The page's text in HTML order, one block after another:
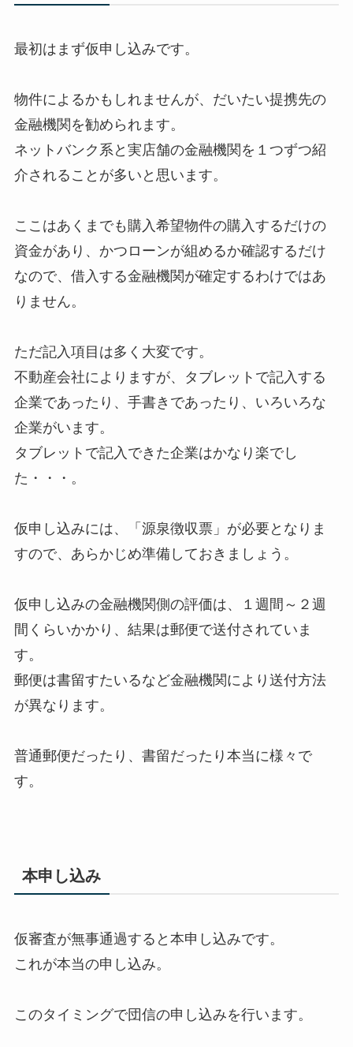
最初はまず仮申し込みです。
物件によるかもしれませんが、だいたい提携先の
金融機関を勧められます。
ネットバンク系と実店舗の金融機関を１つずつ紹
介されることが多いと思います。
ここはあくまでも購入希望物件の購入するだけの
資金があり、かつローンが組めるか確認するだけ
なので、借入する金融機関が確定するわけではあ
りません。
ただ記入項目は多く大変です。
不動産会社によりますが、タブレットで記入する
企業であったり、手書きであったり、いろいろな
企業がいます。
タブレットで記入できた企業はかなり楽でし
た・・・。
仮申し込みには、「源泉徴収票」が必要となりま
すので、あらかじめ準備しておきましょう。
仮申し込みの金融機関側の評価は、１週間～２週
間くらいかかり、結果は郵便で送付されていま
す。
郵便は書留すたいるなど金融機関により送付方法
が異なります。
普通郵便だったり、書留だったり本当に様々で
す。
本申し込み
仮審査が無事通過すると本申し込みです。
これが本当の申し込み。
このタイミングで団信の申し込みを行います。